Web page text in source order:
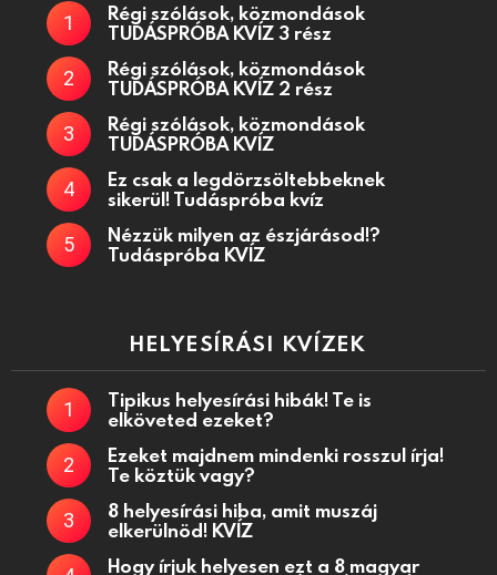
Régi szólások, közmondások
TUDÁSPRÓBA KVÍZ 3 rész
Régi szólások, közmondások
TUDÁSPRÓBA KVÍZ 2 rész
Régi szólások, közmondások
TUDÁSPRÓBA KVÍZ
Ez csak a legdörzsöltebbeknek
sikerül! Tudáspróba kvíz
Nézzük milyen az észjárásod!?
Tudáspróba KVÍZ
HELYESÍRÁSI KVÍZEK
Tipikus helyesírási hibák! Te is
elköveted ezeket?
Ezeket majdnem mindenki rosszul írja!
Te köztük vagy?
8 helyesírási hiba, amit muszáj
elkerülnöd! KVÍZ
Hogy írjuk helyesen ezt a 8 magyar